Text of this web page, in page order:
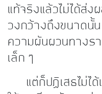
แท้จริงแล้วไม่ได้ส่ง
วงกว้างถึงขนาดนั้
ความผันผวนทางร
เล็ก ๆ
แต่ก็ปฏิเสธไม่ได้